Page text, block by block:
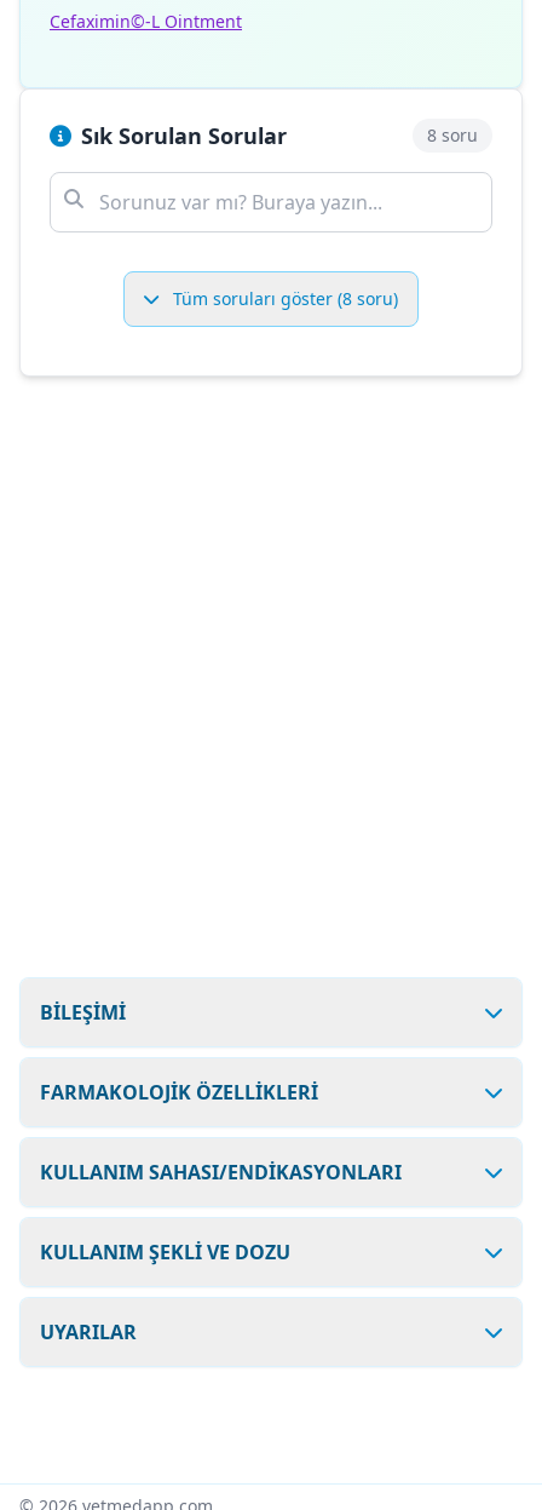
Cefaximin©-L Ointment
Sık Sorulan Sorular 8 soru
Tüm soruları göster (8 soru)
BİLEŞİMİ
FARMAKOLOJİK ÖZELLİKLERİ
KULLANIM SAHASI/ENDİKASYONLARI
KULLANIM ŞEKLİ VE DOZU
UYARILAR